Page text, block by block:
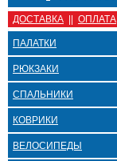
ДОСТАВКА ОПЛАТА
ПАЛАТКИ
РЮКЗАКИ
СПАЛЬНИКИ
КОВРИКИ
ВЕЛОСИПЕДЫ